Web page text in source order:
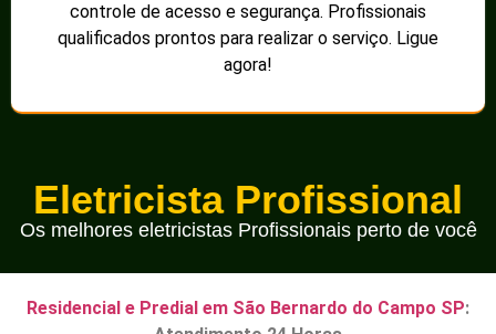
controle de acesso e segurança. Profissionais
qualificados prontos para realizar o serviço. Ligue
agora!
Eletricista Profissional
Os melhores eletricistas Profissionais perto de você
Residencial e Predial em São Bernardo do Campo SP: